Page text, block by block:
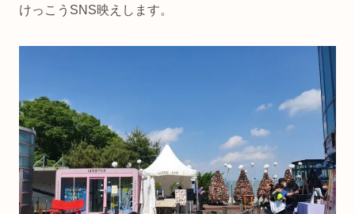
けっこうSNS映えします。